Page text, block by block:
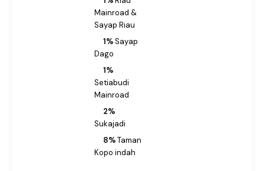
Mainroad &
Sayap Riau
1%Sayap
Dago
1%
Setiabudi
Mainroad
2%
Sukajadi
8%Taman
Kopo indah